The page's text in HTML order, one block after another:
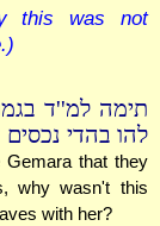
this was not
תימה למ''ד
להו בהדי נכסים
that they
why wasn't this
with her?